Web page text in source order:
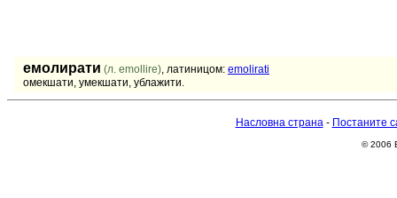
емолирати (л. emollire), латиницом: emolirati
омекшати, умекшати, ублажити.
Насловна страна- Постаните
© 2006